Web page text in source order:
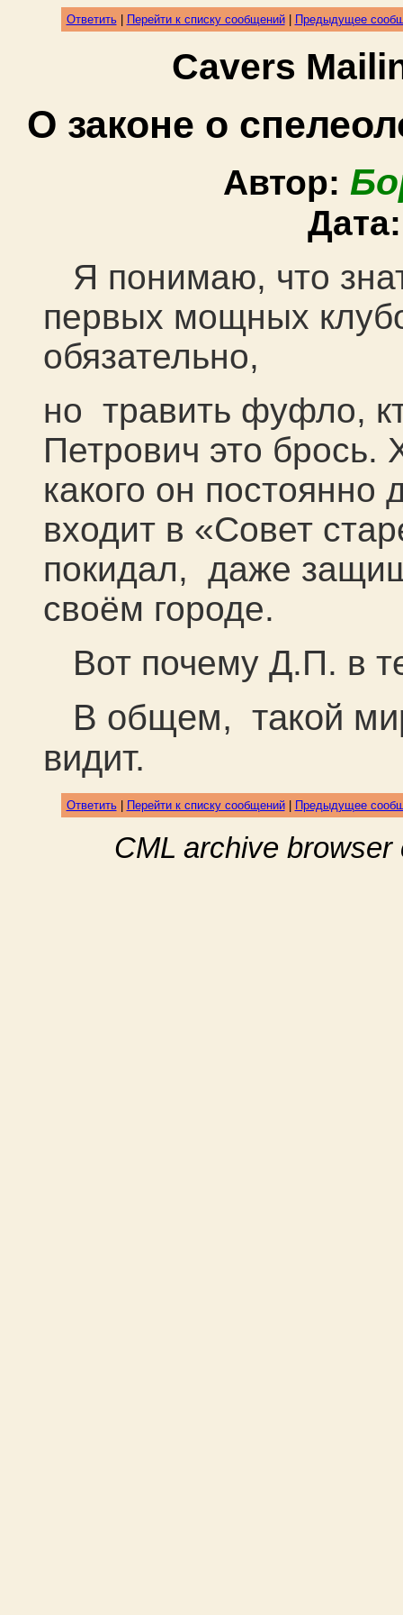
Ответить| Перейти к списку сообщений| Предыдущее
Cavers
О законе о
Автор:
Я понимаю, что
первых мощных
обязательно,
но травить фуфло,
Петрович это брось.
какого он
входит в «Совет
покидал, даже
своём городе.
Вот почему Д.П. в
В общем, такой
видит.
Ответить| Перейти к списку сообщений| Предыдущее
CML archive